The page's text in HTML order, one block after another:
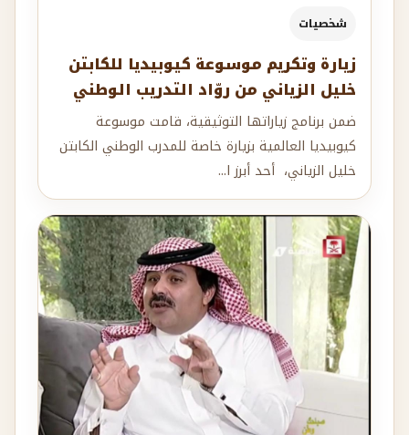
شخصيات
زيارة وتكريم موسوعة كيوبيديا للكابتن
خليل الزياني من روّاد التدريب الوطني
ضمن برنامج زياراتها التوثيقية، قامت موسوعة
كيوبيديا العالمية بزيارة خاصة للمدرب الوطني الكابتن
خليل الزياني، أحد أبرز ا...